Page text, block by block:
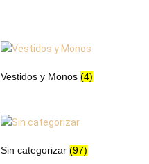
Vestidos y Monos (4)
Sin categorizar (97)